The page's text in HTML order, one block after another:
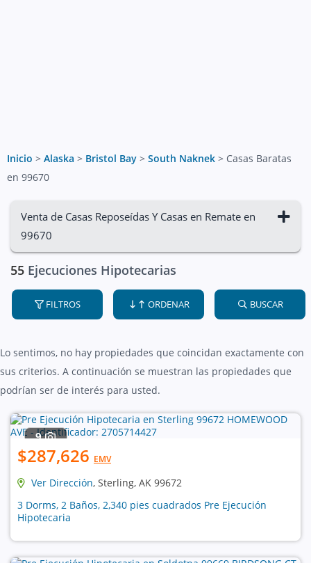
Inicio > Alaska > Bristol Bay > South Naknek > Casas Baratas
en 99670
Venta de Casas Reposeídas Y Casas en Remate en
99670
55 Ejecuciones Hipotecarias
FILTROS ORDENAR BUSCAR
Lo sentimos, no hay propiedades que coincidan exactamente con
sus criterios. A continuación se muestran las propiedades que
podrían ser de interés para usted.
9
$287,626 EMV
Ver Dirección, Sterling, AK 99672
3 Dorms, 2 Baños, 2,340 pies cuadrados Pre Ejecución
Hipotecaria